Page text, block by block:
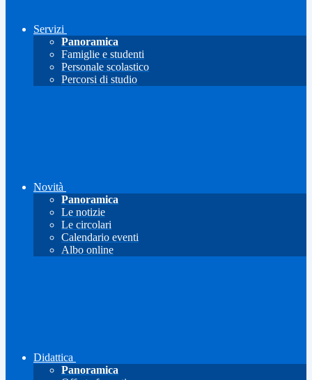
Servizi
Panoramica
Famiglie e studenti
Personale scolastico
Percorsi di studio
Novità
Panoramica
Le notizie
Le circolari
Calendario eventi
Albo online
Didattica
Panoramica